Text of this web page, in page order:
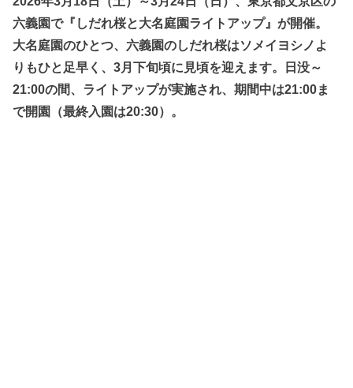
六義園で『しだれ桜と大名庭園ライトアップ』が開催。
大名庭園のひとつ、六義園のしだれ桜はソメイヨシノよ
りもひと足早く、3月下旬頃に見頃を迎えます。日没～
21:00の間、ライトアップが実施され、期間中は21:00ま
で開園（最終入園は20:30）。